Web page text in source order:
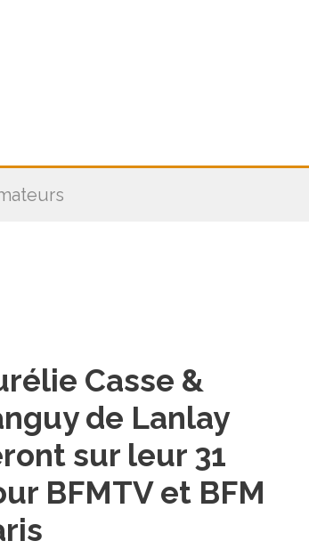
Casse &
de Lanlay
sur leur 31
BFMTV et BFM